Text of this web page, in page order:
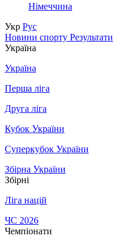
Німеччина
Укр Рус
Новини спорту Результати
Україна
Україна
Перша ліга
Друга ліга
Кубок України
Суперкубок України
Збірна України
Збірні
Ліга націй
ЧС 2026
Чемпіонати